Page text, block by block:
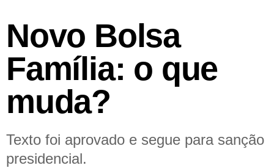
Novo Bolsa
Família: o que
muda?
Texto foi aprovado e segue para sanção
presidencial.